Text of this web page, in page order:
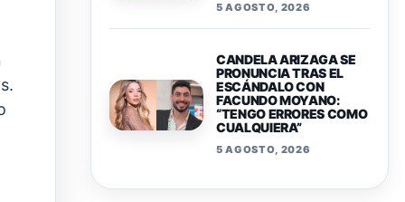
5 AGOSTO, 2026
CANDELA ARIZAGA SE
PRONUNCIA TRAS EL
ESCÁNDALO CON
FACUNDO MOYANO:
“TENGO ERRORES COMO
CUALQUIERA”
5 AGOSTO, 2026